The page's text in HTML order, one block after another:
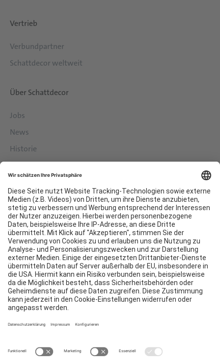
Vertrieb
Verbundpartner
Schattdecor weltweit
Über Schattdecor
Jobs
News
Historie
Services
Downloads
Kontakt
EDI
Impressum